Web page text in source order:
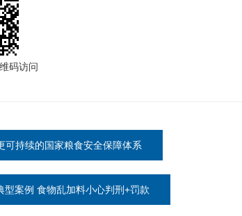
码访问
可持续的国家粮食安全保障体系
案例 食物乱加料小心判刑+罚款